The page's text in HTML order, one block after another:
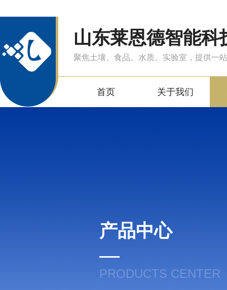
山东莱恩德智能科
聚焦土壤、食品、水质、实验室，提供一
首页 关于我们
产品中心
PRODUCTS CENTER